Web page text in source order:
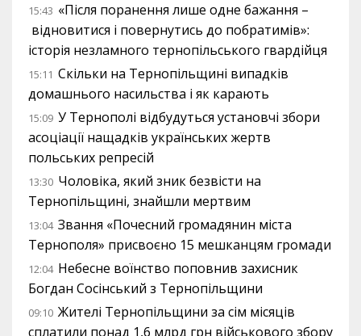
15:43 «Після поранення лише одне бажання –
відновитися і повернутись до побратимів»:
історія незламного тернопільського гвардійця
15:11 Скільки на Тернопільщині випадків
домашнього насильства і як карають
15:09 У Тернополі відбудуться установчі збори
асоціації нащадків українських жертв
польських репресій
13:30 Чоловіка, який зник безвісти на
Тернопільщині, знайшли мертвим
13:04 Звання «Почесний громадянин міста
Тернополя» присвоєно 15 мешканцям громади
12:04 Небесне воїнство поповнив захисник
Богдан Сосінський з Тернопільщини
09:10 Жителі Тернопільщини за сім місяців
сплатили понад 1,6 млрд грн військового збору